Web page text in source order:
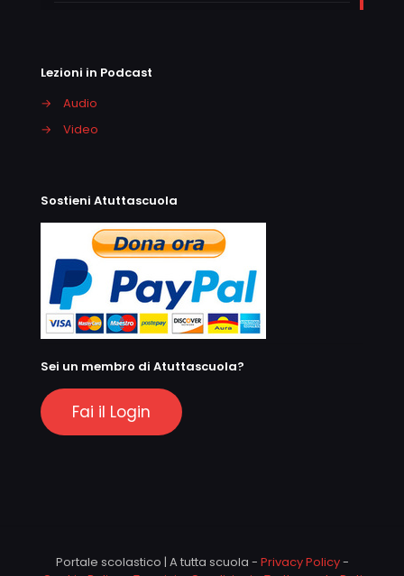
Lezioni in Podcast
→
Audio
→
Video
Sostieni Atuttascuola
Sei un membro di Atuttascuola?
Fai il Login
Portale scolastico | A tutta scuola - Privacy Policy-